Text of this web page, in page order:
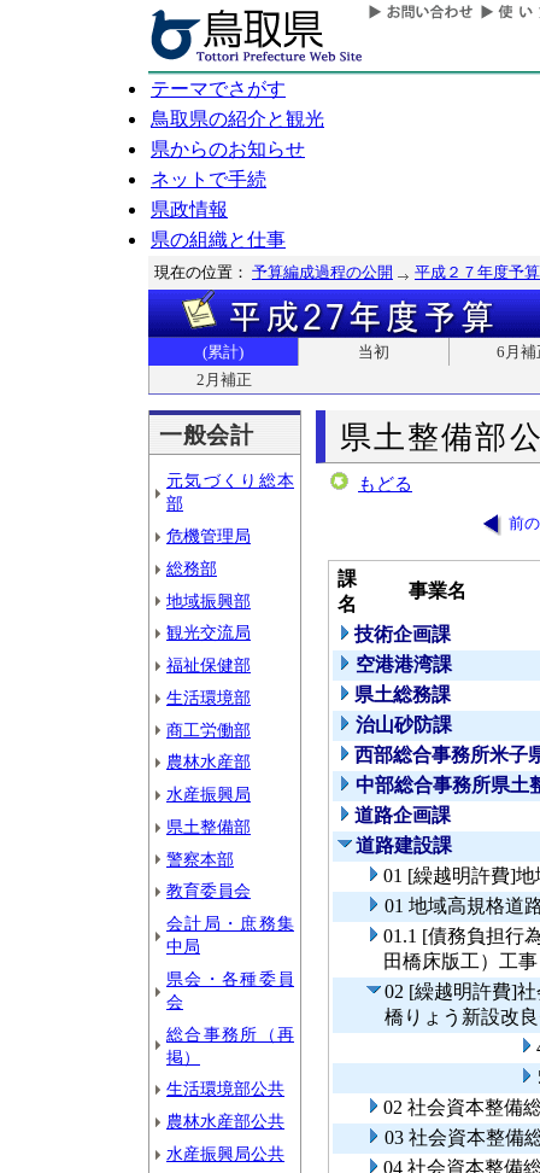
テーマでさがす
鳥取県の紹介と観光
県からのお知らせ
ネットで手続
県政情報
県の組織と仕事
現在の位置： 予算編成過程の公開 平成２７年度予算
(累計) 当初
6月補
2月補正
一般会計
元気づくり総本
部
危機管理局
総務部
地域振興部
観光交流局
福祉保健部
生活環境部
商工労働部
農林水産部
水産振興局
県土整備部
警察本部
教育委員会
会計局・庶務集
中局
県会・各種委員
会
総合事務所（再
掲）
生活環境部公共
農林水産部公共
水産振興局公共
県土整備部
もどる
前
課
名
事業名
技術企画課
空港港湾課
県土総務課
治山砂防課
西部総合事務所米子
中部総合事務所県土
道路企画課
道路建設課
01 [繰越明許費]
01 地域高規格道
01.1 [債務負担行
田橋床版工）工事
02 [繰越明許費]
橋りょう新設改
02 社会資本整備
03 社会資本整備
04 社会資本整備